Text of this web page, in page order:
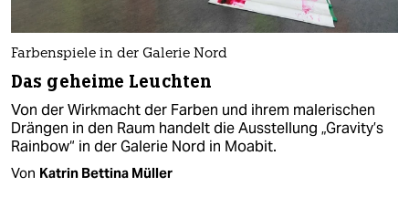
Farbenspiele in der Galerie Nord
Das geheime Leuchten
Von der Wirkmacht der Farben und ihrem malerischen
Drängen in den Raum handelt die Ausstellung „Gravity’s
Rainbow“ in der Galerie Nord in Moabit.
Von Katrin Bettina Müller